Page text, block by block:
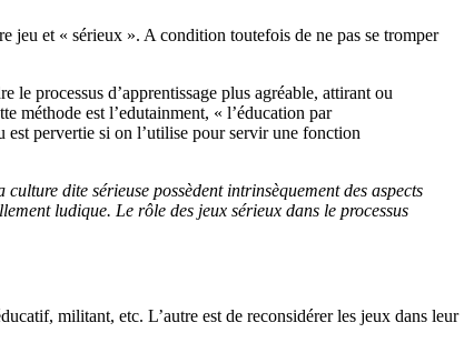
jeu et « sérieux ». A condition toutefois de ne pas se tromper
processus d’apprentissage plus agréable, attirant ou
méthode est l’edutainment, « l’éducation par
est pervertie si on l’utilise pour servir une fonction
dite sérieuse possèdent intrinsèquement des aspects
ludique. Le rôle des jeux sérieux dans le processus
militant, etc. L’autre est de reconsidérer les jeux dans leur